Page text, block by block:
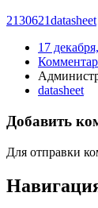
2130621datasheet
17
datasheet
Добавить
Для отправки